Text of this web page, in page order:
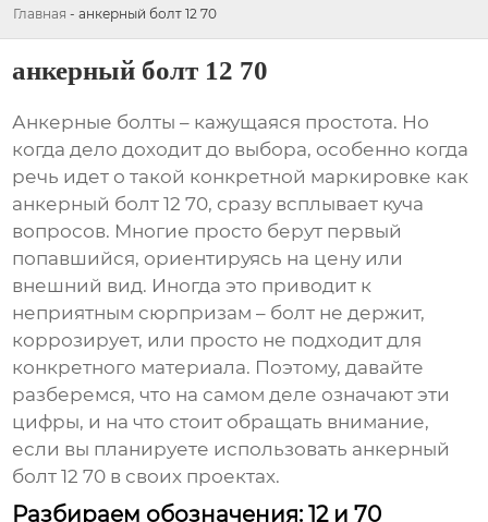
Главная - анкерный болт 12 70
анкерный болт 12 70
Анкерные болты – кажущаяся простота. Но
когда дело доходит до выбора, особенно когда
речь идет о такой конкретной маркировке как
анкерный болт 12 70, сразу всплывает куча
вопросов. Многие просто берут первый
попавшийся, ориентируясь на цену или
внешний вид. Иногда это приводит к
неприятным сюрпризам – болт не держит,
коррозирует, или просто не подходит для
конкретного материала. Поэтому, давайте
разберемся, что на самом деле означают эти
цифры, и на что стоит обращать внимание,
если вы планируете использовать анкерный
болт 12 70 в своих проектах.
Разбираем обозначения: 12 и 70